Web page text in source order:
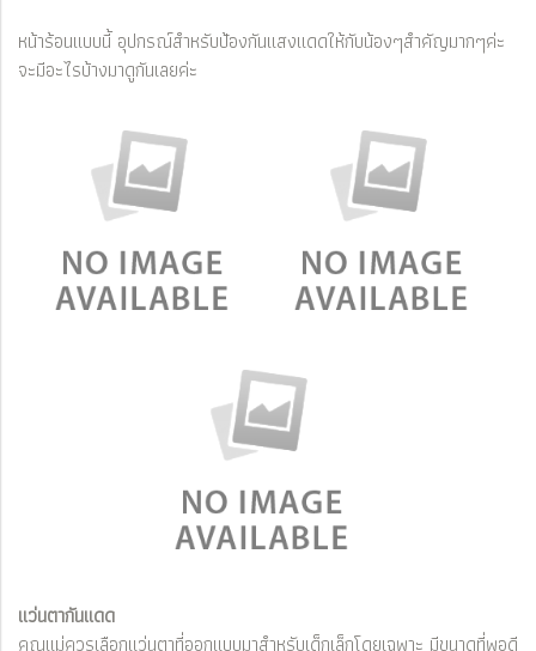
หน้าร้อนแบบนี้ อุปกรณ์สำหรับป้องกันแสงแดดให้กับน้องๆสำคัญมากๆค่ะ
จะมีอะไรบ้างมาดูกันเลยค่ะ
แว่นตากันแดด
คุณแม่ควรเลือกแว่นตาที่ออกแบบมาสำหรับเด็กเล็กโดยเฉพาะ มีขนาดที่พอดี